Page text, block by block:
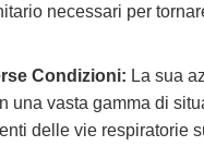
necessari per
Condizioni: La sua
una vasta gamma di
delle vie respiratorie